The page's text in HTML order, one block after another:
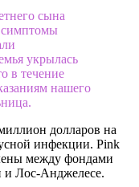
сына
симптомы
укрылась
в течение
нашего
долларов на
инфекции. Pink
между фондами
Лос-Анджелесе.